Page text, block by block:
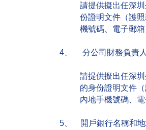
請提供擬出任深
份證明文件（護
機號碼、電子郵
4、 分公司財務負責
請提供擬出任深
的身份證明文件
內地手機號碼、
5、 開戶銀行名稱和